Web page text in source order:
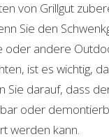
von Grillgut
Sie den
oder andere
ist es wichtig,
Sie darauf, dass
oder
werden kann.